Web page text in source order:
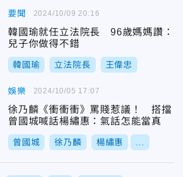
要聞
韓國瑜就任立法院長 96歲媽媽讚：
兒子你做得不錯
韓國瑜 立法院長 王偉忠
2024/10/09 20:16
娛樂
徐乃麟《衝衝衝》罵賤惹議！ 搭擋
曾國城喊話楊繡惠：氣話怎能當真
曾國城 徐乃麟 楊繡惠
2024/10/05 17:07